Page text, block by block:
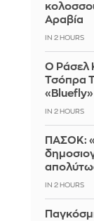
Αραβία
IN 2 HOURS
Ο Ράσελ
Τσόπρα
«Bluefly»
IN 2 HOURS
ΠΑΣΟΚ:
IN 2 HOURS